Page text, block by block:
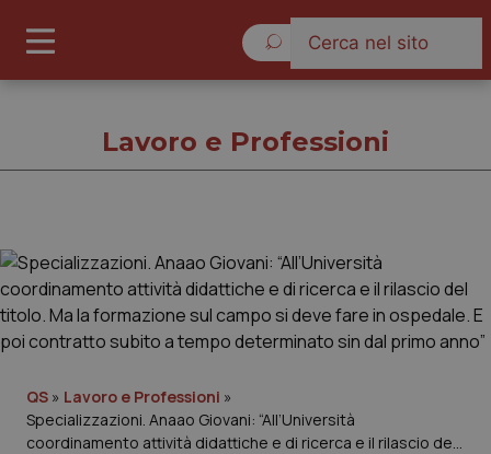
Cronache
Regioni e Asl
Lavoro e Professioni
QS » Lavoro e Professioni »
Specializzazioni. Anaao Giovani: “All’Università
coordinamento attività didattiche e di ricerca e il rilascio del